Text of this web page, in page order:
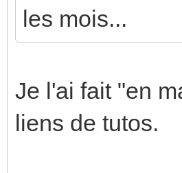
les mois...
Je l'ai fait "en
liens de tutos.